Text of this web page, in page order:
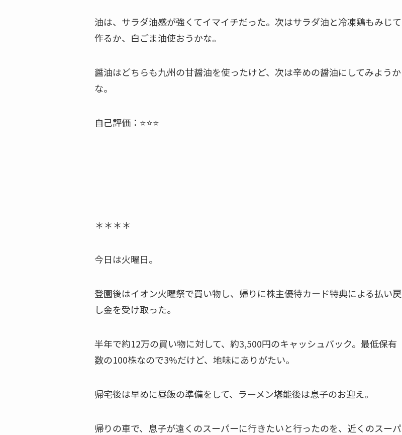
油は、サラダ油感が強くてイマイチだった。次はサラダ油と冷凍鶏もみじて
作るか、白ごま油使おうかな。
醤油はどちらも九州の甘醤油を使ったけど、次は辛めの醤油にしてみようか
な。
自己評価：⭐️⭐️⭐️
＊＊＊＊
今日は火曜日。
登園後はイオン火曜祭で買い物し、帰りに株主優待カード特典による払い戻
し金を受け取った。
半年で約12万の買い物に対して、約3,500円のキャッシュバック。最低保有
数の100株なので3%だけど、地味にありがたい。
帰宅後は早めに昼飯の準備をして、ラーメン堪能後は息子のお迎え。
帰りの車で、息子が遠くのスーパーに行きたいと行ったのを、近くのスーパ